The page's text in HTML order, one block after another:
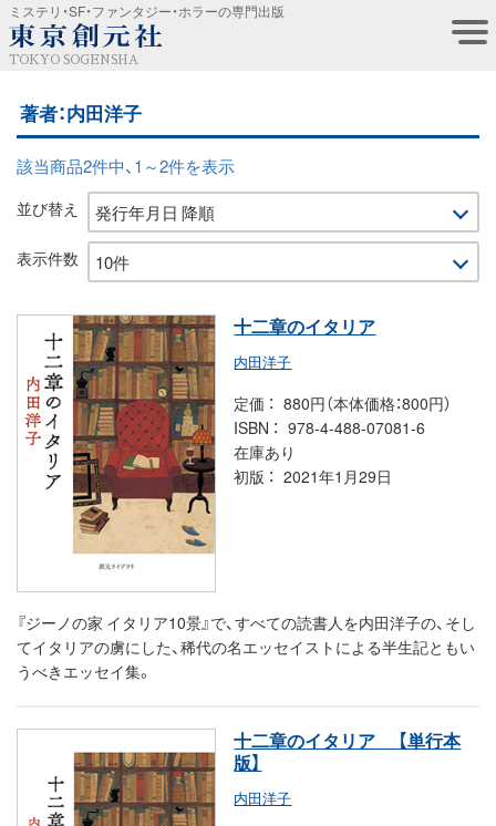
ミステリ・SF・ファンタジー・ホラーの専門出版
TOKYO SOGENSHA
著者：内田洋子
該当商品2件中、1～2件を表示
並び替え
表示件数
十二章のイタリア
内田洋子
定価
880円（本体価格：800円）
ISBN
978-4-488-07081-6
在庫あり
初版
2021年1月29日
『ジーノの家 イタリア10景』で、すべての読書人を内田洋子の、そし
てイタリアの虜にした、稀代の名エッセイストによる半生記ともい
うべきエッセイ集。
十二章のイタリア
【単行本
版】
内田洋子